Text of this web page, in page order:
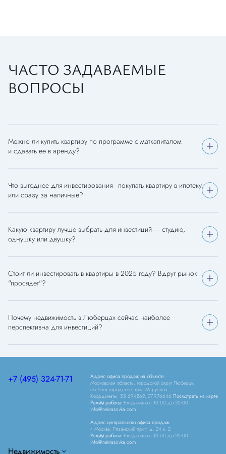
ЧАСТО ЗАДАВАЕМЫЕ
ВОПРОСЫ
Можно ли купить квартиру по программе с маткапиталом
и сдавать ее в аренду?
Что выгоднее для инвестирования - покупать квартиру в ипотеку
или сразу за наличные?
Какую квартиру лучше выбрать для инвестиций — студию,
однушку или двушку?
Стоит ли инвестировать в квартиры в 2025 году? Вдруг рынок
"просядет"?
Почему недвижимость в Люберцах сейчас наиболее
перспективна для инвестиций?
Недвижимость
+7 (495) 324-71-71
Адрес офиса продаж на объекте:
Московская область, городской округ Люберцы,
посёлок городского типа Марусино
Координаты: 55.694869, 37.976646 Посмотреть на карте
Режим работы: Ежедневно c 10:00 до 20:00
info@nekrasovka.com
Адрес центрального офиса продаж:
г. Москва, Рязанский пр-кт, д. 24 к. 2
Режим работы: Ежедневно c 10:00 до 20:00
info@nekrasovka.com